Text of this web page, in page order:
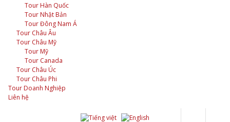
Tour Hàn Quốc
Tour Nhật Bản
Tour Đông Nam Á
Tour Châu Âu
Tour Châu Mỹ
Tour Mỹ
Tour Canada
Tour Châu Úc
Tour Châu Phi
Tour Doanh Nghiệp
Liên hệ